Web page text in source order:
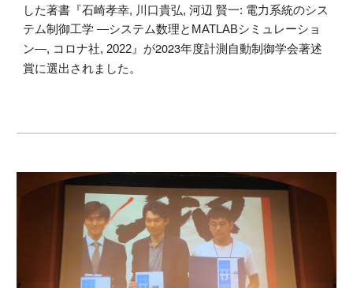
した著書 『石崎孝幸, 川口貴弘, 河辺 賢一: 電力系統のシス
テム制御工学 ―システム数理とMATLABシミュレーショ
ン―, コロナ社, 2022 』が2023年度計測自動制御学会著述
賞に選出されました。